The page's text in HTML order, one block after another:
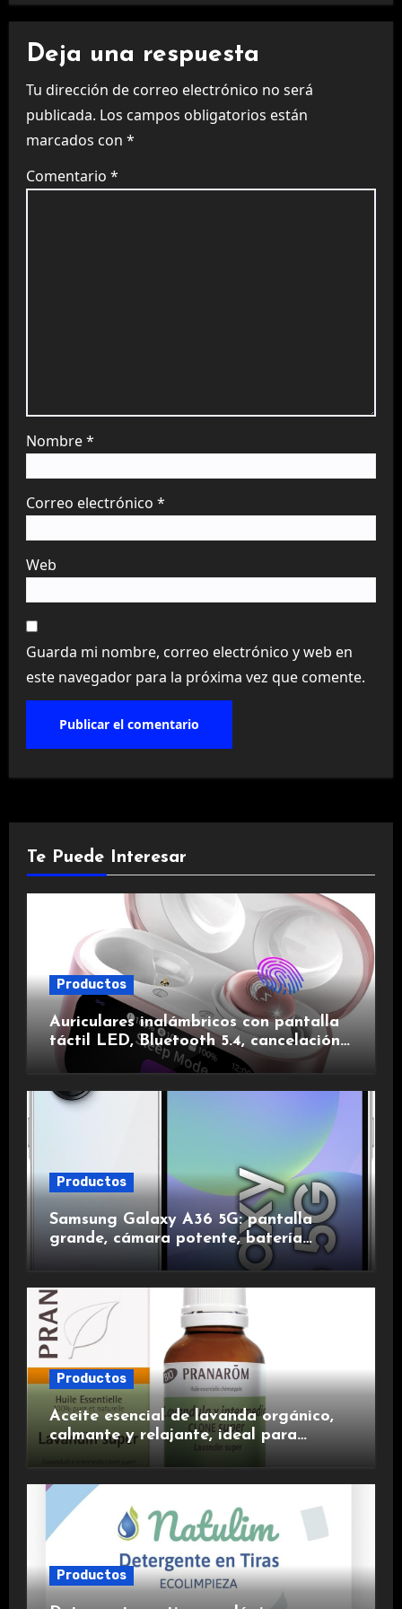
Deja una respuesta
Tu dirección de correo electrónico no será
publicada. Los campos obligatorios están
marcados con *
Comentario *
Nombre*
Correo electrónico *
Web
Guarda mi nombre, correo electrónico y web en
este navegador para la próxima vez que comente.
Te Puede Interesar
Productos
Auriculares inalámbricos con pantalla
táctil LED, Bluetooth 5.4, cancelación
de ruido, impermeables y de larga
Productos
Samsung Galaxy A36 5G: pantalla
grande, cámara potente, batería
duradera y carga rápida para una
experiencia premium.
Productos
Aceite esencial de lavanda orgánico,
calmante y relajante, ideal para
Productos